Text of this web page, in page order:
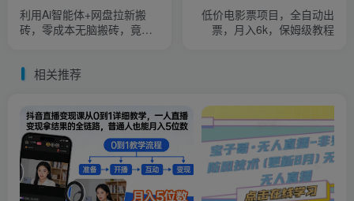
利用Ai智能体+网盘拉新搬
砖，零成本无脑搬砖，竟然
低价电影票项目，全自动出
票，月入6k，保姆级教程
相关推荐